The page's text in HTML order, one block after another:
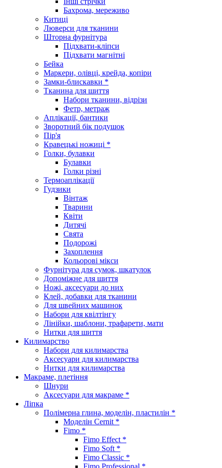
Бахрома, мереживо
Китиці
Люверси для тканини
Шторна фурнітура
Підхвати-кліпси
Підхвати магнітні
Бейка
Маркери, олівці, крейда, копіри
Замки-блискавки *
Тканина для шиття
Набори тканини, відрізи
Фетр, метраж
Аплікації, бантики
Зворотний бік подушок
Пір'я
Кравецькі ножиці *
Голки, булавки
Булавки
Голки різні
Термоаплікації
Гудзики
Вінтаж
Тварини
Квіти
Дитячі
Свята
Подорожі
Захоплення
Кольорові мікси
Фурнітура для сумок, шкатулок
Допоміжне для шиття
Ножі, аксесуари до них
Клей, добавки для тканини
Для швейних машинок
Набори для квілтінгу
Лінійки, шаблони, трафарети, мати
Нитки для шиття
Килимарство
Набори для килимарства
Аксесуари для килимарства
Нитки для килимарства
Макраме, плетіння
Шнури
Аксесуари для макраме *
Ліпка
Полімерна глина, моделін, пластилін *
Моделін Cernit *
Fimo *
Fimo Effect *
Fimo Soft *
Fimo Classic *
Fimo Professional *